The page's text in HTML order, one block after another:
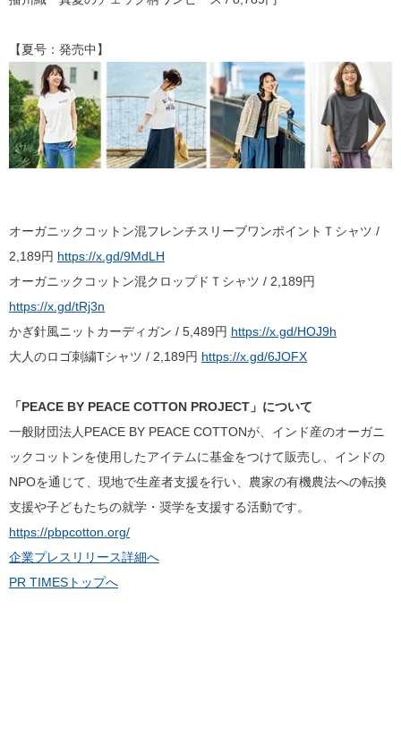
【夏号：発売中】
オーガニックコットン混フレンチスリーブワンポイントＴシャツ /
2,189円 https://x.gd/9MdLH
オーガニックコットン混クロップドＴシャツ / 2,189円
https://x.gd/tRj3n
かぎ針風ニットカーディガン / 5,489円 https://x.gd/HOJ9h
大人のロゴ刺繍Tシャツ / 2,189円 https://x.gd/6JOFX
「PEACE BY PEACE COTTON PROJECT」について
一般財団法人PEACE BY PEACE COTTONが、インド産のオーガニ
ックコットンを使用したアイテムに基金をつけて販売し、インドの
NPOを通じて、現地で生産者支援を行い、農家の有機農法への転換
支援や子どもたちの就学・奨学を支援する活動です。
https://pbpcotton.org/
企業プレスリリース詳細へ
PR TIMESトップへ